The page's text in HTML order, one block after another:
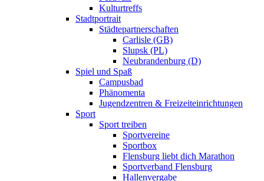
Kulturtreffs
Stadtportrait
Städtepartnerschaften
Carlisle (GB)
Slupsk (PL)
Neubrandenburg (D)
Spiel und Spaß
Campusbad
Phänomenta
Jugendzentren & Freizeiteinrichtungen
Sport
Sport treiben
Sportvereine
Sportbox
Flensburg liebt dich Marathon
Sportverband Flensburg
Hallenvergabe